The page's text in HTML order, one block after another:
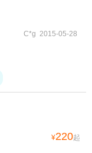
C*g 2015-05-28
¥220起